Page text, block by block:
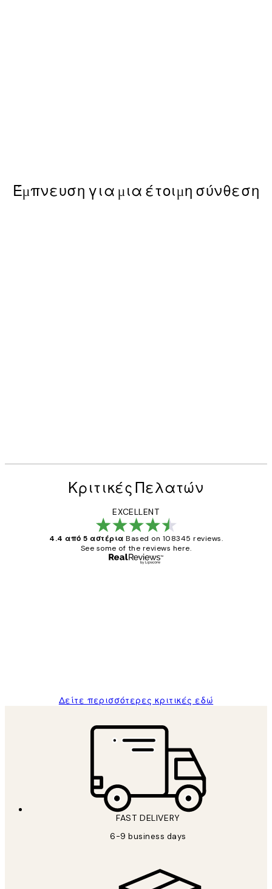
Έμπνευση για μια έτοιμη σύνθεση
Κριτικές Πελατών
EXCELLENT
4.4 από 5 αστέρια Based on 108345 reviews.
See some of the reviews here.
Δείτε περισσότερες κριτικές εδώ
FAST DELIVERY
6-9 business days